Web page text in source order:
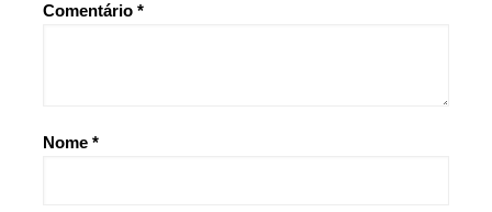
Comentário *
Nome *